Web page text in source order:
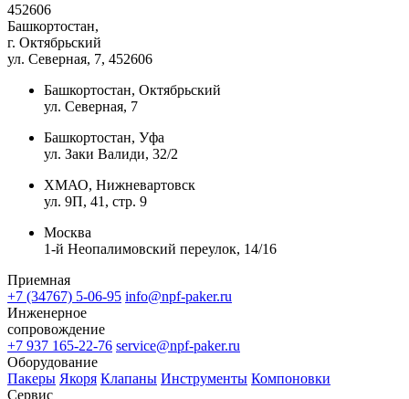
452606
Башкортостан,
г. Октябрьский
ул. Северная, 7, 452606
Башкортостан, Октябрьский
ул. Северная, 7
Башкортостан, Уфа
ул. Заки Валиди, 32/2
ХМАО, Нижневартовск
ул. 9П, 41, стр. 9
Москва
1-й Неопалимовский переулок, 14/16
Приемная
+7 (34767) 5-06-95 info@npf-paker.ru
Инженерное
сопровождение
+7 937 165-22-76 service@npf-paker.ru
Оборудование
Пакеры Якоря Клапаны Инструменты Компоновки
Сервис